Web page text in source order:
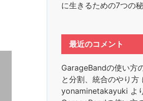
に生きるための7つの秘
最近のコメント
GarageBandの使い方
と分割、統合のやり方
yonaminetakayuki よ